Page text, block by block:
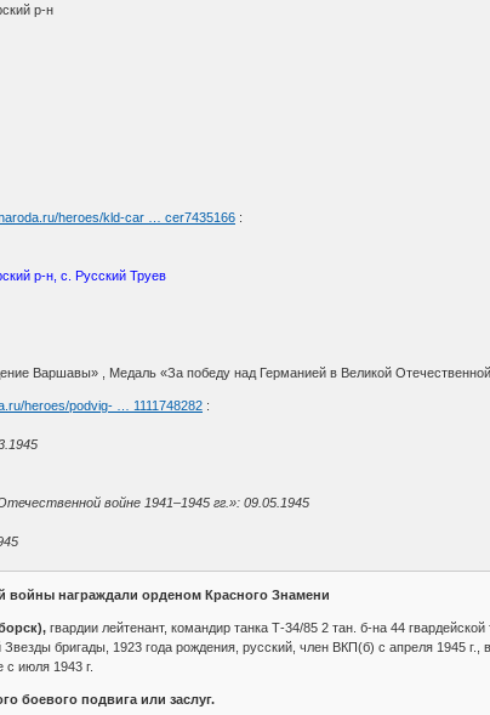
р-н
heroes/kld-car … cer7435166 :
р-н, с. Русский Труев
Варшавы» , Медаль «За победу над Германией в Великой Отечественной
heroes/podvig- … 1111748282 :
войне 1941–1945 гг.»: 09.05.1945
войны награждали орденом Красного Знамени
гвардии лейтенант, командир танка Т-34/85 2 тан. б-на 44
Звезды бригады, 1923 года рождения, русский, член ВКП(б) с апреля 1945
с июля 1943 г.
боевого подвига или заслуг.